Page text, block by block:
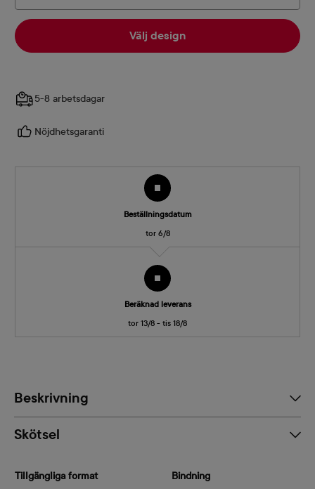
Välj design
5-8 arbetsdagar
Nöjdhetsgaranti
Beställningsdatum
tor 6/8
Beräknad leverans
tor 13/8 - tis 18/8
Beskrivning
Skötsel
Tillgängliga format
Bindning